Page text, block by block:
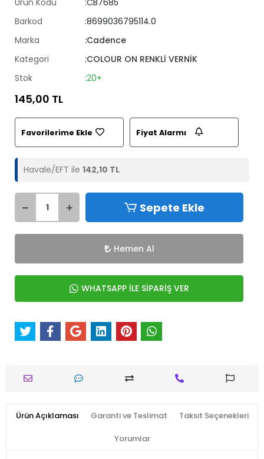
Ürün Kodu
:CB7685
Barkod
:8699036795114.0
Marka
:Cadence
Kategori
:COLOUR ON RENKLİ VERNİK
Stok
:20+
145,00 TL
Favorilerime Ekle Fiyat Alarmı
Havale/EFT ile 142,10 TL
Sepete Ekle
Hemen Al
WHATSAPP İLE SİPARİŞ VER
Ürün Açıklaması Garanti ve Teslimat Taksit Seçenekleri
Yorumlar